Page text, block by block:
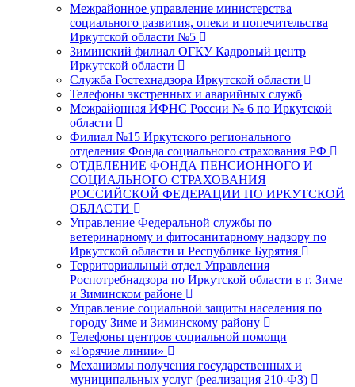
Межрайонное управление министерства
социального развития, опеки и попечительства
Иркутской области №5
Зиминский филиал ОГКУ Кадровый центр
Иркутской области
Служба Гостехнадзора Иркутской области
Телефоны экстренных и аварийных служб
Межрайонная ИФНС России № 6 по Иркутской
области
Филиал №15 Иркутского регионального
отделения Фонда социального страхования РФ
ОТДЕЛЕНИЕ ФОНДА ПЕНСИОННОГО И
СОЦИАЛЬНОГО СТРАХОВАНИЯ
РОССИЙСКОЙ ФЕДЕРАЦИИ ПО ИРКУТСКОЙ
ОБЛАСТИ
Управление Федеральной службы по
ветеринарному и фитосанитарному надзору по
Иркутской области и Республике Бурятия
Территориальный отдел Управления
Роспотребнадзора по Иркутской области в г. Зиме
и Зиминском районе
Управление социальной защиты населения по
городу Зиме и Зиминскому району
Телефоны центров социальной помощи
«Горячие линии»
Механизмы получения государственных и
муниципальных услуг (реализация 210-ФЗ)